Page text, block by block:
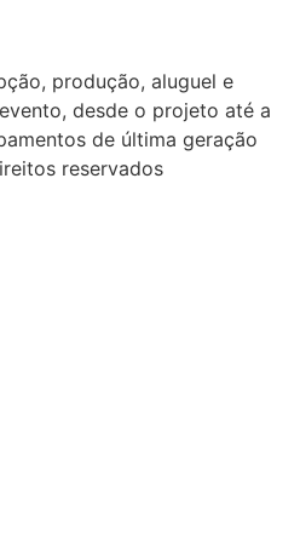
produção, aluguel e
desde o projeto até a
de última geração
reservados